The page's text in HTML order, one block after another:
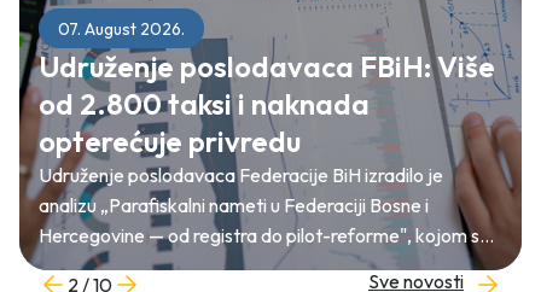
07. August 2026.
Udruženje poslodavaca FBiH: Više
od 2.800 taksi i naknada
opterećuje privredu
Udruženje poslodavaca Federacije BiH izradilo je
analizu „Parafiskalni nameti u Federaciji Bosne i
Hercegovine — od registra do pilot-reforme", kojom se
nudi konkretna metodologija za reviziju, prioritizaciju i
2 / 10 Sve novosti